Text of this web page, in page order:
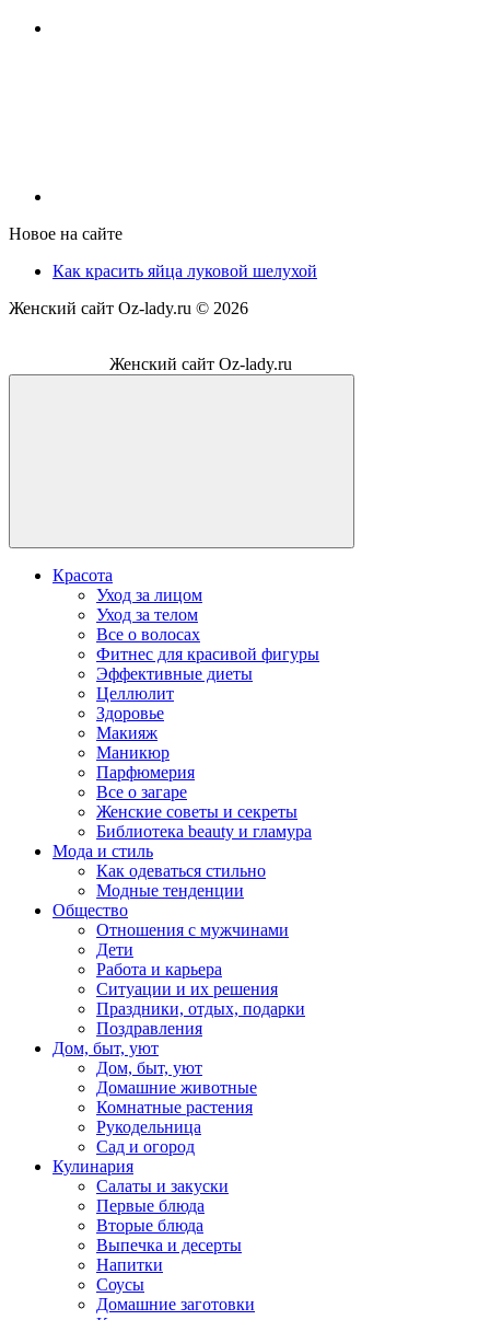
Новое на сайте
Как красить яйца луковой шелухой
Женский сайт Oz-lady.ru © 2026
Женский сайт Oz-lady.ru
Красота
Уход за лицом
Уход за телом
Все о волосах
Фитнес для красивой фигуры
Эффективные диеты
Целлюлит
Здоровье
Макияж
Маникюр
Парфюмерия
Все о загаре
Женские советы и секреты
Библиотека beauty и гламура
Мода и стиль
Как одеваться стильно
Модные тенденции
Общество
Отношения с мужчинами
Дети
Работа и карьера
Ситуации и их решения
Праздники, отдых, подарки
Поздравления
Дом, быт, уют
Дом, быт, уют
Домашние животные
Комнатные растения
Рукодельница
Сад и огород
Кулинария
Салаты и закуски
Первые блюда
Вторые блюда
Выпечка и десерты
Напитки
Соусы
Домашние заготовки